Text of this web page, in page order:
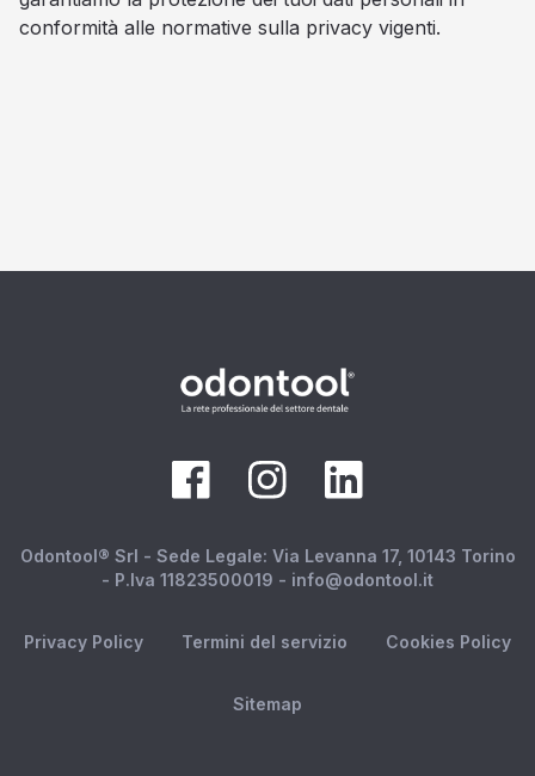
conformità alle normative sulla privacy vigenti.
Odontool® Srl - Sede Legale: Via Levanna 17, 10143 Torino
- P.Iva 11823500019 - info@odontool.it
Privacy Policy Termini del servizio Cookies Policy
Sitemap